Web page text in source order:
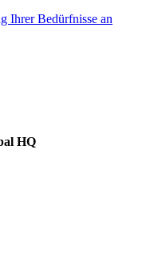
Ihrer Bedürfnisse an
HQ